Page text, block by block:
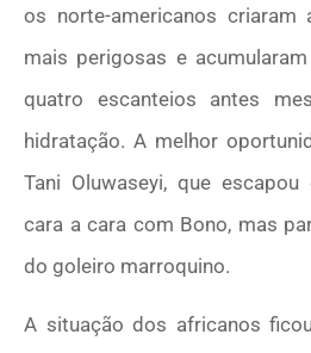
os norte-americanos criaram
mais perigosas e
quatro escanteios antes
hidratação. A melhor
Tani Oluwaseyi, que
cara a cara com Bono, mas
do goleiro marroquino.
A situação dos africanos